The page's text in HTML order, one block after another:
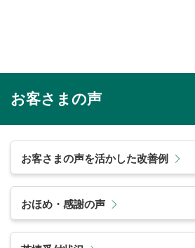
お客さまの声
お客さまの声を活かした改善例
おほめ・感謝の声